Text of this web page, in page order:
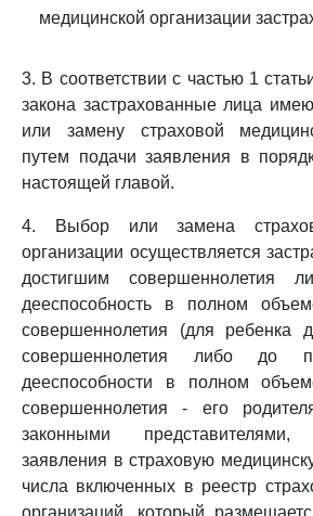
медицинской организации
3. В соответствии с частью 1
закона застрахованные лица
или замену страховой
путем подачи заявления в
настоящей главой.
4. Выбор или замена
организации осуществляется
достигшим совершеннолетия
дееспособность в полном
совершеннолетия (для ребенка
совершеннолетия либо до
дееспособности в полном
совершеннолетия - его
законными
заявления в страховую
числа включенных в реестр
организаций, который